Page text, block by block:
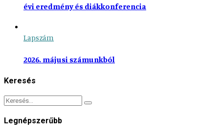
évi eredmény és diákkonferencia
Lapszám
2026. májusi számunkból
Keresés
Legnépszerűbb